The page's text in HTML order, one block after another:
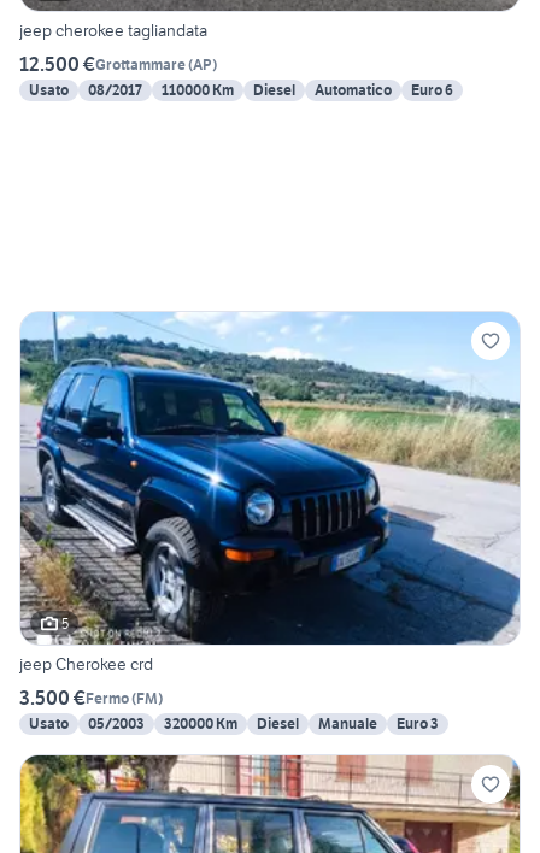
jeep cherokee tagliandata
12.500 €Grottammare(AP)
Usato
08/2017 110000 Km Diesel Automatico Euro 6
5
jeep Cherokee crd
3.500 €Fermo(FM)
Usato
05/2003 320000 Km Diesel Manuale Euro 3